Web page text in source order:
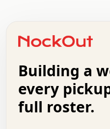
+   .   .   .   .   .
.   .   .   .   .   .
.   .   .   .   +   .
.   :   .   .   .   .
.   .   x   .   .   .
.   .   .   .   :   .
Building a
every
full roster.